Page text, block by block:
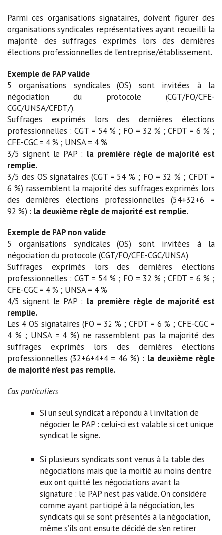
Parmi ces organisations signataires, doivent figurer des
organisations syndicales représentatives ayant recueilli la
majorité des suffrages exprimés lors des dernières
élections professionnelles de l’entreprise/établissement.
Exemple de PAP valide
5 organisations syndicales (OS) sont invitées à la
négociation du protocole (CGT/FO/CFE-
CGC/UNSA/CFDT/).
Suffrages exprimés lors des dernières élections
professionnelles : CGT = 54 % ; FO = 32 % ; CFDT = 6 % ;
CFE-CGC = 4 % ; UNSA = 4 %
3/5 signent le PAP : la première règle de majorité est
remplie.
3/5 des OS signataires (CGT = 54 % ; FO = 32 % ; CFDT =
6 %) rassemblent la majorité des suffrages exprimés lors
des dernières élections professionnelles (54+32+6 =
92 %) : la deuxième règle de majorité est remplie.
Exemple de PAP non valide
5 organisations syndicales (OS) sont invitées à la
négociation du protocole (CGT/FO/CFE-CGC/UNSA)
Suffrages exprimés lors des dernières élections
professionnelles : CGT = 54 % ; FO = 32 % ; CFDT = 6 % ;
CFE-CGC = 4 % ; UNSA = 4 %
4/5 signent le PAP : la première règle de majorité est
remplie.
Les 4 OS signataires (FO = 32 % ; CFDT = 6 % ; CFE-CGC =
4 % ; UNSA = 4 %) ne rassemblent pas la majorité des
suffrages exprimés lors des dernières élections
professionnelles (32+6+4+4 = 46 %) : la deuxième règle
de majorité n’est pas remplie.
Cas particuliers
Si un seul syndicat a répondu à l’invitation de
négocier le PAP : celui-ci est valable si cet unique
syndicat le signe.
Si plusieurs syndicats sont venus à la table des
négociations mais que la moitié au moins d’entre
eux ont quitté les négociations avant la
signature : le PAP n’est pas valide. On considère
comme ayant participé à la négociation, les
syndicats qui se sont présentés à la négociation,
même s’ils ont ensuite décidé de s’en retirer